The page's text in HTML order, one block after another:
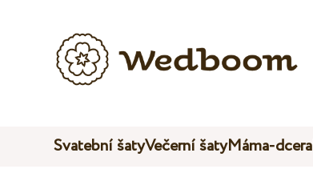
Svatební šatyVečerní šatyMáma-dcera